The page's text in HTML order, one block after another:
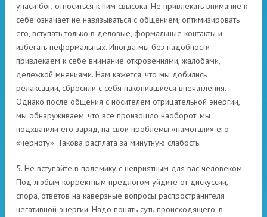
упаси бог, относиться к ним свысока. Не привлекать внимание к
себе означает не навязываться с общением, оптимизировать
его, вступать только в деловые, формальные контакты и
избегать неформальных. Иногда мы без надобности
привлекаем к себе внимание откровениями, жалобами,
дележкой мнениями. Нам кажется, что мы добились
релаксации, сбросили с себя накопившиеся впечатления.
Однако после общения с носителем отрицательной энергии,
мы обнаруживаем, что все произошло наоборот: мы
подхватили его заряд, на свои проблемы «намотали» его
«черноту». Такова расплата за минутную слабость.
5. Не вступайте в полемику с неприятным для вас человеком.
Под любым корректным предлогом уйдите от дискуссии,
спора, ответов на каверзные вопросы распространителя
негативной энергии. Надо понять суть происходящего: в